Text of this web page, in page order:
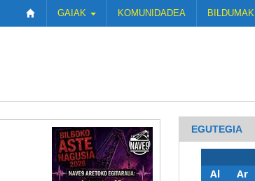
GAIAK KOMUNIDADEA BILDUMAK
EGUTEGIA
Al
Ar